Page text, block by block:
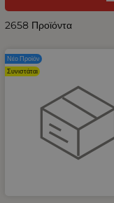
2658 Προϊόντα
Νέο Προϊόν
Συνιστάται